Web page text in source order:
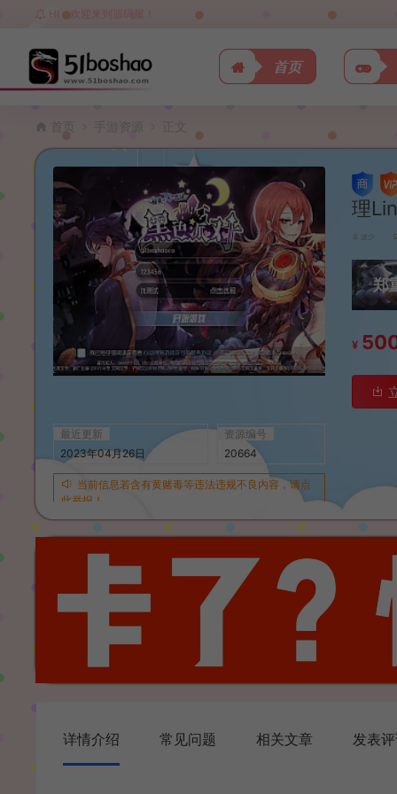
HI，欢迎来到源码屋！
首页
首页 手游资源 正文
最近更新
2023年04月26日
资源编号
20664
当前信息若含有黄赌毒等违法违规不良内容，请点
此举报！
理
波少
郑
¥
详情介绍 常见问题 相关文章 发表